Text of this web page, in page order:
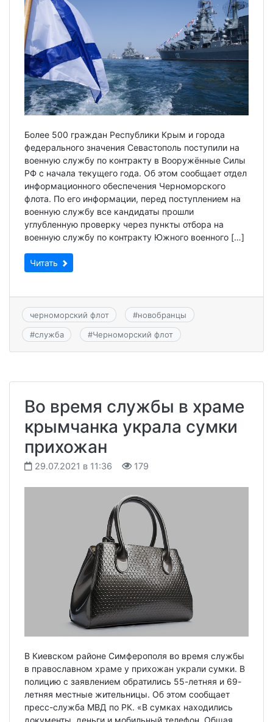
Более 500 граждан Республики Крым и города
федерального значения Севастополь поступили на
военную службу по контракту в Вооружённые Силы
РФ с начала текущего года. Об этом сообщает отдел
информационного обеспечения Черноморского
флота. По его информации, перед поступлением на
военную службу все кандидаты прошли
углубленную проверку через пункты отбора на
военную службу по контракту Южного военного […]
Читать
черноморский флот #новобранцы
#служба #Черноморский флот
Во время службы в храме
крымчанка украла сумки
прихожан
29.07.2021 в 11:36 179
В Киевском районе Симферополя во время службы
в православном храме у прихожан украли сумки. В
полицию с заявлением обратились 55-летняя и 69-
летняя местные жительницы. Об этом сообщает
пресс-служба МВД по РК. «В сумках находились
документы, деньги и мобильный телефон. Общая